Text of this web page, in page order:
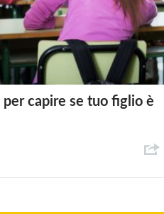
capire se tuo figlio è